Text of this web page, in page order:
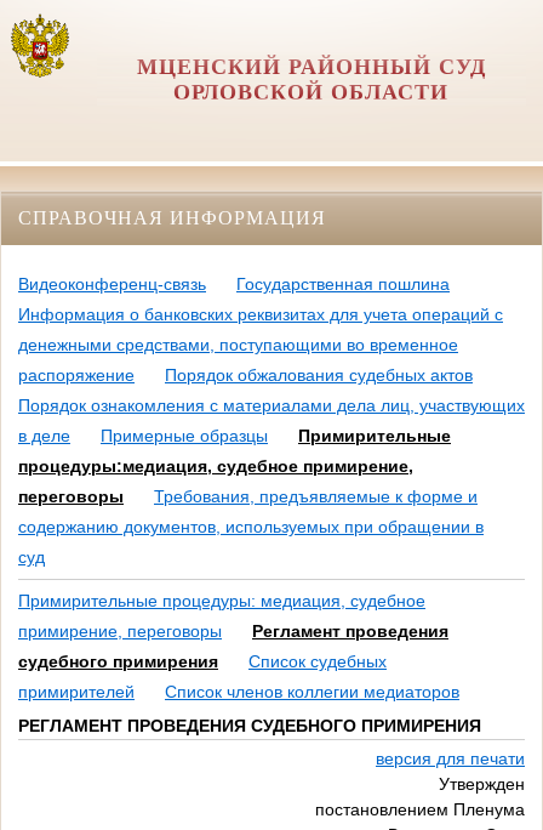
МЦЕНСКИЙ РАЙОННЫЙ СУД
ОРЛОВCКОЙ ОБЛАСТИ
СПРАВОЧНАЯ ИНФОРМАЦИЯ
Видеоконференц-связь
Государственная пошлина
Информация о банковских реквизитах для учета операций с
денежными средствами, поступающими во временное
распоряжение
Порядок обжалования судебных актов
Порядок ознакомления с материалами дела лиц, участвующих
в деле
Примерные образцы
Примирительные
процедуры:медиация, судебное примирение,
переговоры
Требования, предъявляемые к форме и
содержанию документов, используемых при обращении в
суд
Примирительные процедуры: медиация, судебное
примирение, переговоры
Регламент проведения
судебного примирения
Список судебных
примирителей
Список членов коллегии медиаторов
РЕГЛАМЕНТ ПРОВЕДЕНИЯ СУДЕБНОГО ПРИМИРЕНИЯ
версия для печати
Утвержден
постановлением Пленума